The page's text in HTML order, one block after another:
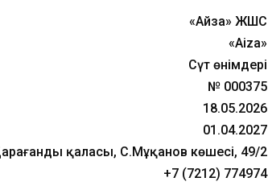
«Айза» ЖШС
«Aiza»
Сүт өнімдері
№ 000375
18.05.2026
01.04.2027
қаласы, С.Мұқанов көшесі, 49/2
+7 (7212) 774974